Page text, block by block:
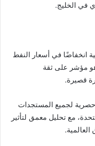
في الخليج.
انخفاضًا في أسعار النفط
مؤشر على ثقة
قصيرة.
لجميع المستجدات
مع تحليل معمق لتأثير
العالمية.